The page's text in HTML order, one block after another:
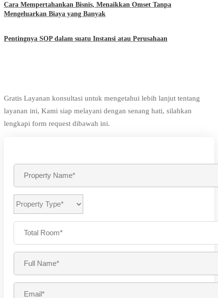
Cara Mempertahankan Bisnis, Menaikkan Omset Tanpa
Mengeluarkan Biaya yang Banyak
Pentingnya SOP dalam suatu Instansi atau Perusahaan
Gratis Layanan konsultasi untuk mengetahui lebih lanjut tentang
layanan ini, Kami siap melayani dengan senang hati, silahkan
lengkapi form request dibawah ini.